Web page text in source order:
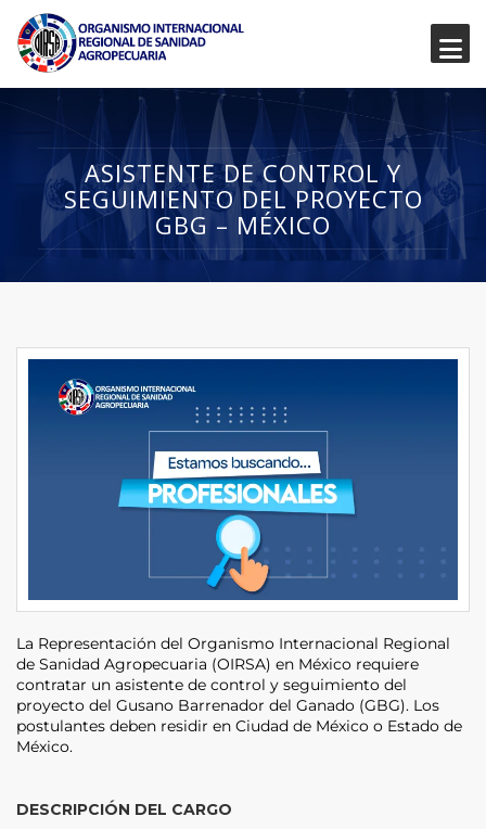
ASISTENTE DE CONTROL Y
SEGUIMIENTO DEL PROYECTO
GBG – MÉXICO
La Representación del Organismo Internacional Regional
de Sanidad Agropecuaria (OIRSA) en México requiere
contratar un asistente de control y seguimiento del
proyecto del Gusano Barrenador del Ganado (GBG). Los
postulantes deben residir en Ciudad de México o Estado de
México.
DESCRIPCIÓN DEL CARGO